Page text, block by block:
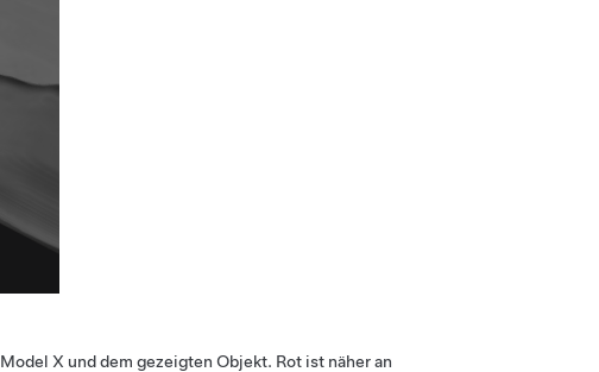
Model X und dem gezeigten Objekt. Rot ist näher an